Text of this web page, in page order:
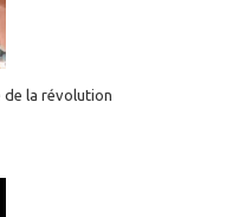
de la révolution